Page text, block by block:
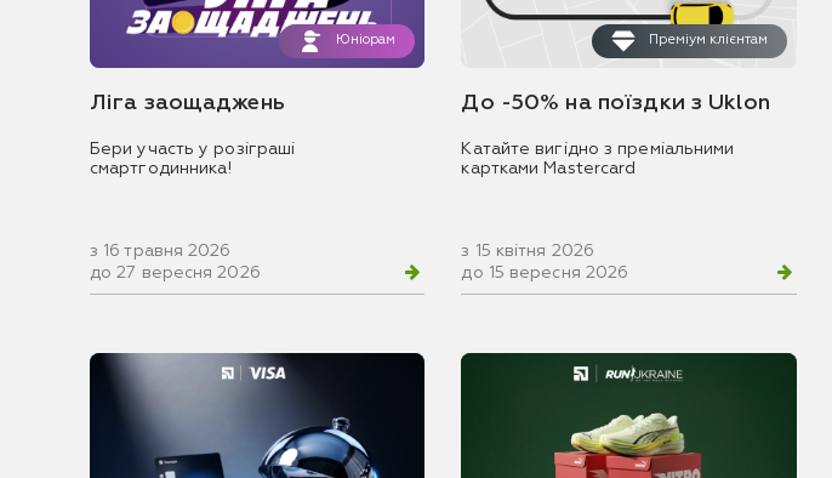
Юніорам
Ліга заощаджень
Бери участь у розіграші
смартгодинника!
з 16 травня 2026
до 27 вересня 2026
Преміум клієнтам
До -50% на поїздки з Uklon
Катайте вигідно з преміальними
картками Mastercard
з 15 квітня 2026
до 15 вересня 2026